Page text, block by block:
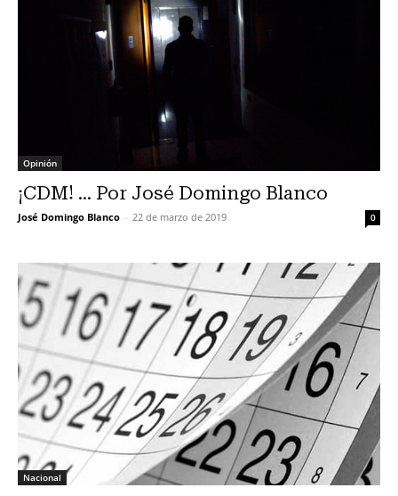
Opinión
¡CDM! … Por José Domingo Blanco
José Domingo Blanco - 22 de marzo de 2019 0
Nacional